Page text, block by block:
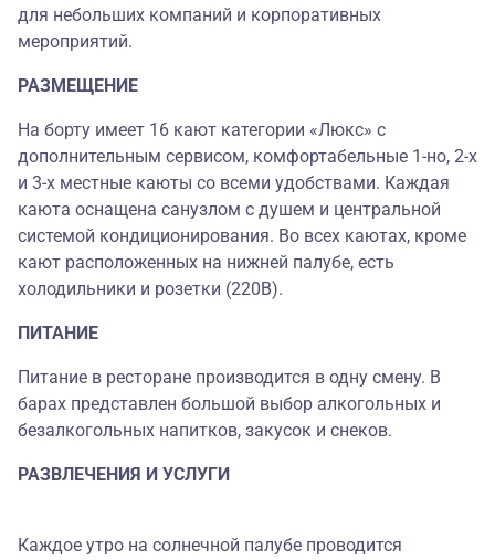
для небольших компаний и корпоративных
мероприятий.
РАЗМЕЩЕНИЕ
На борту имеет 16 кают категории «Люкс» с
дополнительным сервисом, комфортабельные 1-но, 2-х
и 3-х местные каюты со всеми удобствами. Каждая
каюта оснащена санузлом с душем и центральной
системой кондиционирования. Во всех каютах, кроме
кают расположенных на нижней палубе, есть
холодильники и розетки (220В).
ПИТАНИЕ
Питание в ресторане производится в одну смену. В
барах представлен большой выбор алкогольных и
безалкогольных напитков, закусок и снеков.
РАЗВЛЕЧЕНИЯ И УСЛУГИ
Каждое утро на солнечной палубе проводится